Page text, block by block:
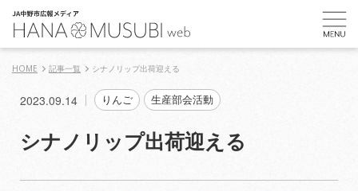
HOME 記事一覧 シナノリップ出荷迎える
2023.09.14 りんご 生産部会活動
シナノリップ出荷迎える